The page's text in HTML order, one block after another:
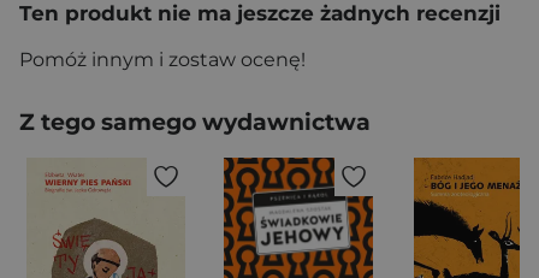
Ten produkt nie ma jeszcze żadnych recenzji
Pomóż innym i zostaw ocenę!
Z tego samego wydawnictwa